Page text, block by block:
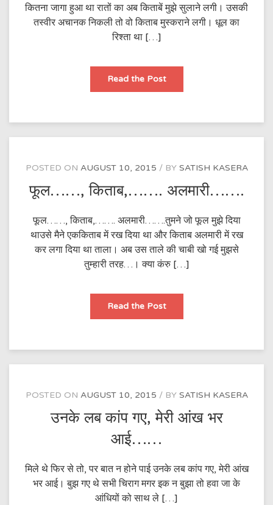
कितना जागा हुआ था रातों का अब किताबें मुझे सुलाने लगी। उसकी
तस्वीर अचानक निकली तो वो किताब मुस्कराने लगी। धूल का
रिश्ता था […]
Read the Postफिर
की
लगी…..
POSTED ON AUGUST 10, 2015 BY SATISH KASERA
फूल……, किताब,……. अलमारी…….
फूल……, किताब,……. अलमारी…….तुमने जो फूल मुझे दिया
थाउसे मैने एककिताब में रख दिया था और किताब अलमारी में रख
कर लगा दिया था ताला। अब उस ताले की चाबी खो गई मुझसे
तुम्हारी तरह…। क्या कंरु […]
Read the Postफूल……,
…….
POSTED ON AUGUST 10, 2015 BY SATISH KASERA
उनके लब कांप गए, मेरी आंख भर
आई……
मिले थे फिर से तो, पर बात न होने पाई उनके लब कांप गए, मेरी आंख
भर आई। बुझ गए थे सभी चिराग मगर इक न बुझा तो हवा जा के
आंधियों को साथ ले […]